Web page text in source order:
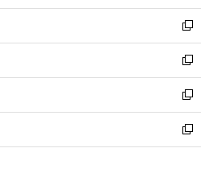
開
く
ウ
で
開
く
ン
ド
ウ
で
開
く
ウ
ィ
ン
ド
ウ
で
開
く
し
い
ウ
ィ
ン
ド
ウ
で
開
新
し
い
ウ
ィ
ン
ド
ウ
新
し
い
ウ
ィ
ン
新
し
い
ウ
新
し